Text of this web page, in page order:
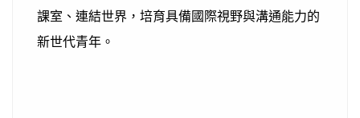
課室、連結世界，培育具備國際視野與溝通能力的
新世代青年。